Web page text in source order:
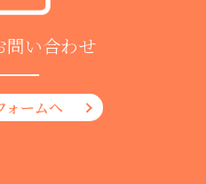
問い合わせ
ォームへ